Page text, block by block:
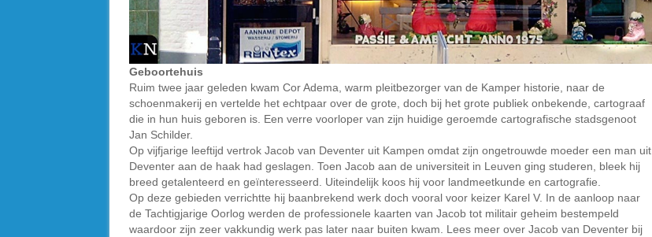
Geboortehuis
Ruim twee jaar geleden kwam Cor Adema, warm pleitbezorger van de Kamper historie, naar de
schoenmakerij en vertelde het echtpaar over de grote, doch bij het grote publiek onbekende, cartograaf
die in hun huis geboren is. Een verre voorloper van zijn huidige geroemde cartografische stadsgenoot
Jan Schilder.
Op vijfjarige leeftijd vertrok Jacob van Deventer uit Kampen omdat zijn ongetrouwde moeder een man uit
Deventer aan de haak had geslagen. Toen Jacob aan de universiteit in Leuven ging studeren, bleek hij
breed getalenteerd en geïnteresseerd. Uiteindelijk koos hij voor landmeetkunde en cartografie.
Op deze gebieden verrichtte hij baanbrekend werk doch vooral voor keizer Karel V. In de aanloop naar
de Tachtigjarige Oorlog werden de professionele kaarten van Jacob tot militair geheim bestempeld
waardoor zijn zeer vakkundig werk pas later naar buiten kwam. Lees meer over Jacob van Deventer bij